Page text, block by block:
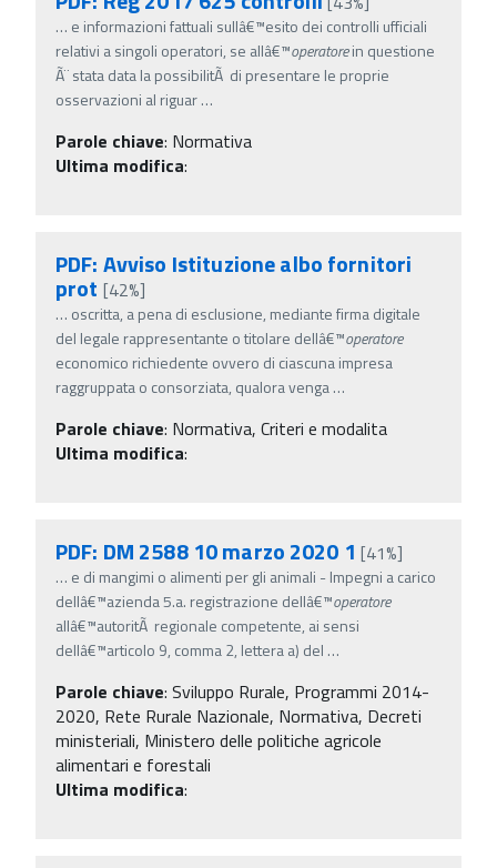
… e informazioni fattuali sullâ€™esito dei controlli ufficiali
relativi a singoli operatori, se allâ€™operatorein questione
Ã¨ stata data la possibilitÃ di presentare le proprie
osservazioni al riguar…
Parole chiave: Normativa
Ultima modifica:
PDF: Avviso Istituzione albo fornitori
prot [42%]
… oscritta, a pena di esclusione, mediante firma digitale
del legale rappresentante o titolare dellâ€™operatore
economico richiedente ovvero di ciascuna impresa
raggruppata o consorziata, qualora venga…
Parole chiave: Normativa, Criteri e modalita
Ultima modifica:
PDF: DM 2588 10 marzo 2020 1[41%]
… e di mangimi o alimenti per gli animali - Impegni a carico
dellâ€™azienda 5.a. registrazione dellâ€™operatore
allâ€™autoritÃ regionale competente, ai sensi
dellâ€™articolo 9, comma 2, lettera a) del …
Parole chiave: Sviluppo Rurale, Programmi 2014-
2020, Rete Rurale Nazionale, Normativa, Decreti
ministeriali, Ministero delle politiche agricole
alimentari e forestali
Ultima modifica: